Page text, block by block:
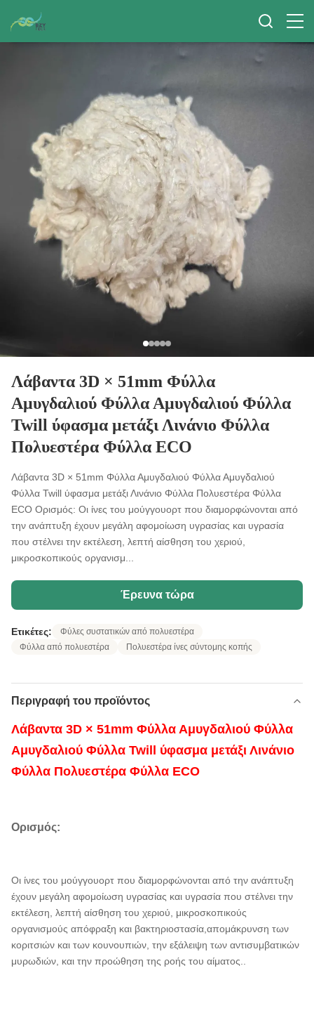
Λάβαντα 3D × 51mm Φύλλα
Αμυγδαλιού Φύλλα Αμυγδαλιού Φύλλα
Twill ύφασμα μετάξι Λινάνιο Φύλλα
Πολυεστέρα Φύλλα ECO
Λάβαντα 3D × 51mm Φύλλα Αμυγδαλιού Φύλλα Αμυγδαλιού
Φύλλα Twill ύφασμα μετάξι Λινάνιο Φύλλα Πολυεστέρα Φύλλα
ECO Ορισμός: Οι ίνες του μούγγουορτ που διαμορφώνονται από
την ανάπτυξη έχουν μεγάλη αφομοίωση υγρασίας και υγρασία
που στέλνει την εκτέλεση, λεπτή αίσθηση του χεριού,
μικροσκοπικούς οργανισμ...
Έρευνα τώρα
Ετικέτες:
Φύλες συστατικών από πολυεστέρα
Φύλλα από πολυεστέρα
Πολυεστέρα ίνες σύντομης κοπής
Περιγραφή του προϊόντος
Λάβαντα 3D × 51mm Φύλλα Αμυγδαλιού Φύλλα
Αμυγδαλιού Φύλλα Twill ύφασμα μετάξι Λινάνιο
Φύλλα Πολυεστέρα Φύλλα ECO
Ορισμός:
Οι ίνες του μούγγουορτ που διαμορφώνονται από την ανάπτυξη
έχουν μεγάλη αφομοίωση υγρασίας και υγρασία που στέλνει την
εκτέλεση, λεπτή αίσθηση του χεριού, μικροσκοπικούς
οργανισμούς απόφραξη και βακτηριοστασία,απομάκρυνση των
κοριτσιών και των κουνουπιών, την εξάλειψη των αντισυμβατικών
μυρωδιών, και την προώθηση της ροής του αίματος.